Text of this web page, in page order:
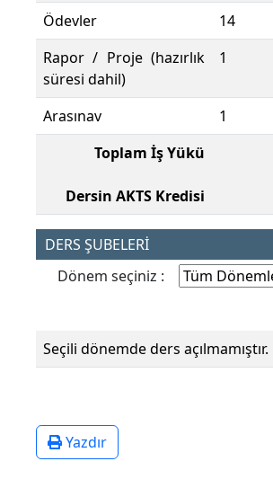
Ödevler 14
Rapor / Proje (hazırlık
süresi dahil)
1
Arasınav 1
Toplam İş Yükü
Dersin AKTS Kredisi
DERS ŞUBELERİ
Dönem seçiniz :
Seçili dönemde ders açılmamıştır.
Yazdır